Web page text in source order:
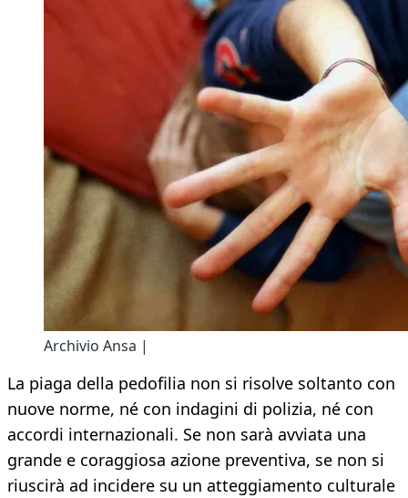
Archivio Ansa |
La piaga della pedofilia non si risolve soltanto con
nuove norme, né con indagini di polizia, né con
accordi internazionali. Se non sarà avviata una
grande e coraggiosa azione preventiva, se non si
riuscirà ad incidere su un atteggiamento culturale